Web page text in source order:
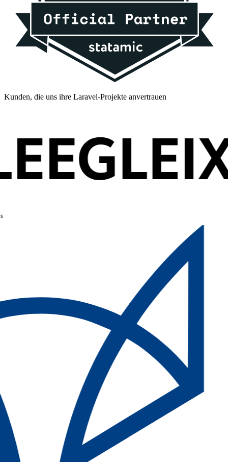
Kunden, die uns ihre Laravel-Projekte anvertrauen